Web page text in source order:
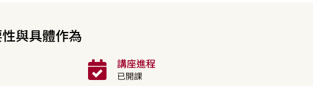
與具體作為
講座進程
已開課